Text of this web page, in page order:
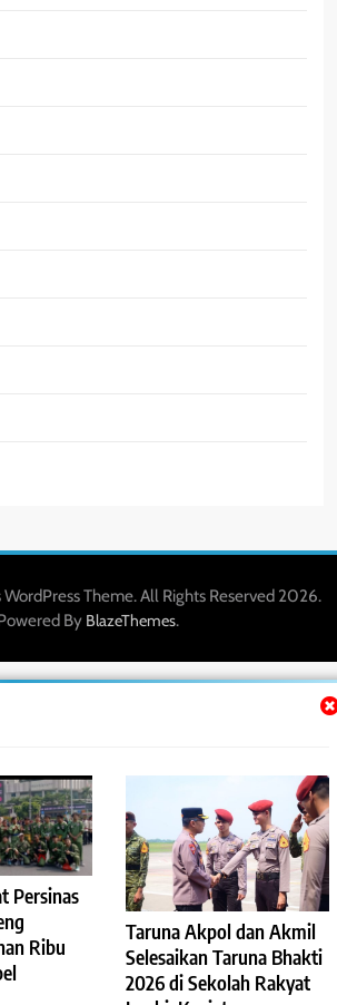
Persinas
Ribu
Taruna Akpol dan Akmil
Selesaikan Taruna Bhakti
2026 di Sekolah Rakyat
Theme. All Rights Reserved 2026.
By BlazeThemes.